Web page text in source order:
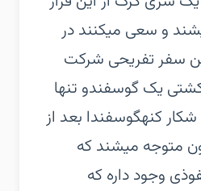
و سعی میکنند در
سفر تفریحی شرکت
یک گوسفندو تنها
شکار کنه‏گوسفندا بعد از
متوجه میشند که
وجود داره که